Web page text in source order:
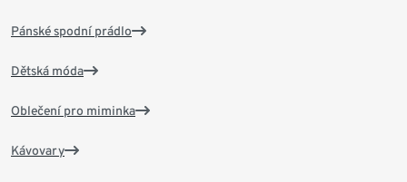
Pánské spodní prádlo
Dětská móda
Oblečení pro miminka
Kávovary